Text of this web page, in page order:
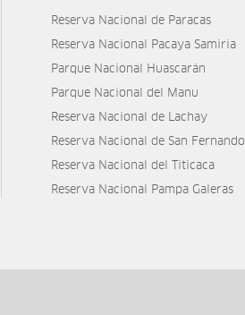
Reserva Nacional de Paracas
Reserva Nacional Pacaya Samiria
Parque Nacional Huascarán
Parque Nacional del Manu
Reserva Nacional de Lachay
Reserva Nacional de San Fernando
Reserva Nacional del Titicaca
Reserva Nacional Pampa Galeras